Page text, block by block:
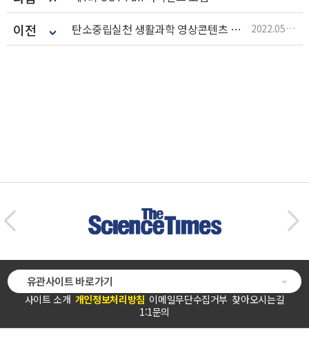
이전 탄소중립실천 생활과학 영상콘텐츠 공모전 2022.05.26
사이트 소개 개인정보처리방침 이메일무단수집거부 찾아오시는길
1:1문의
유관사이트 바로가기